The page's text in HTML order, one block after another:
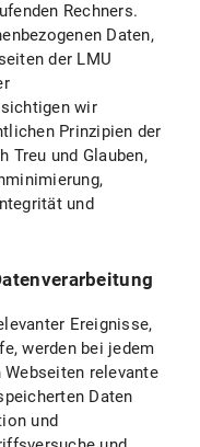
Rechners.
Daten,
der LMU
wir
Prinzipien der
Treu und Glauben,
und
Ereignisse,
werden bei jedem
relevante
Daten
und